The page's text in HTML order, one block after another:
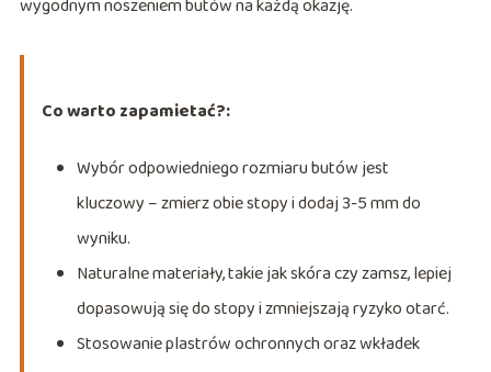
wygodnym noszeniem butów na każdą okazję.
Co warto zapamietać?:
Wybór odpowiedniego rozmiaru butów jest
kluczowy – zmierz obie stopy i dodaj 3-5 mm do
wyniku.
Naturalne materiały, takie jak skóra czy zamsz, lepiej
dopasowują się do stopy i zmniejszają ryzyko otarć.
Stosowanie plastrów ochronnych oraz wkładek